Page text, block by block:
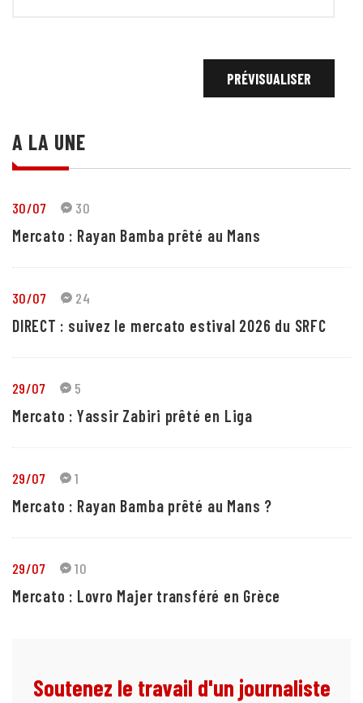
A LA UNE
30/07 30
Mercato : Rayan Bamba prêté au Mans
30/07 24
DIRECT : suivez le mercato estival 2026 du SRFC
29/07 5
Mercato : Yassir Zabiri prêté en Liga
29/07 1
Mercato : Rayan Bamba prêté au Mans ?
29/07 10
Mercato : Lovro Majer transféré en Grèce
Soutenez le travail d'un journaliste